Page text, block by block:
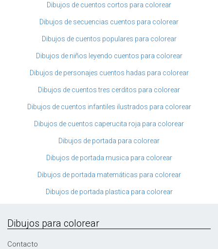
Dibujos de cuentos cortos para colorear
Dibujos de secuencias cuentos para colorear
Dibujos de cuentos populares para colorear
Dibujos de niños leyendo cuentos para colorear
Dibujos de personajes cuentos hadas para colorear
Dibujos de cuentos tres cerditos para colorear
Dibujos de cuentos infantiles ilustrados para colorear
Dibujos de cuentos caperucita roja para colorear
Dibujos de portada para colorear
Dibujos de portada musica para colorear
Dibujos de portada matemáticas para colorear
Dibujos de portada plastica para colorear
Dibujos para colorear
Contacto